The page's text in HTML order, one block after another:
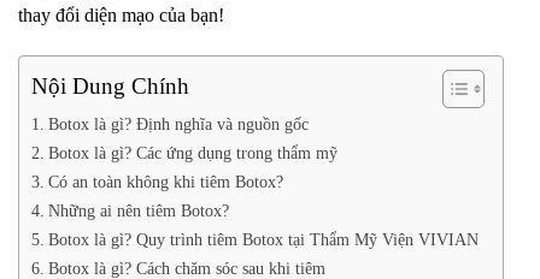
thay đổi diện mạo của bạn!
Nội Dung Chính
Botox là gì? Định nghĩa và nguồn gốc
Botox là gì? Các ứng dụng trong thẩm mỹ
Có an toàn không khi tiêm Botox?
Những ai nên tiêm Botox?
Botox là gì? Quy trình tiêm Botox tại Thẩm Mỹ Viện VIVIAN
Botox là gì? Cách chăm sóc sau khi tiêm